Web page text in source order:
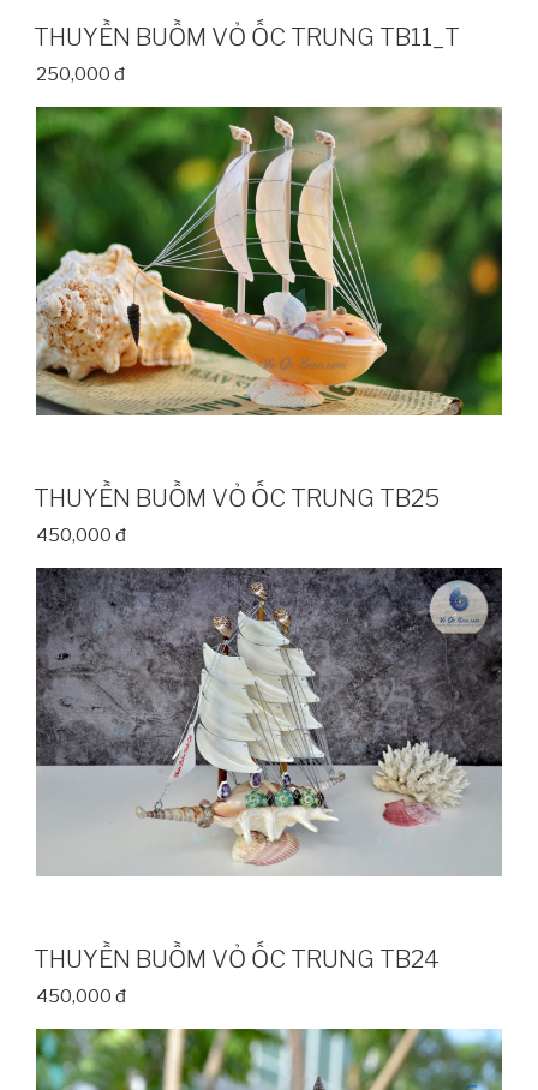
THUYỀN BUỒM VỎ ỐC TRUNG TB11_T
250,000 đ
THUYỀN BUỒM VỎ ỐC TRUNG TB25
450,000 đ
THUYỀN BUỒM VỎ ỐC TRUNG TB24
450,000 đ